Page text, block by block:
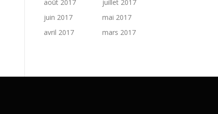
août 2017
juillet 2017
juin 2017
mai 2017
avril 2017
mars 2017